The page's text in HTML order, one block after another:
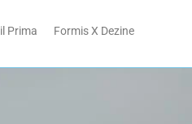
Prima Formis X Dezine